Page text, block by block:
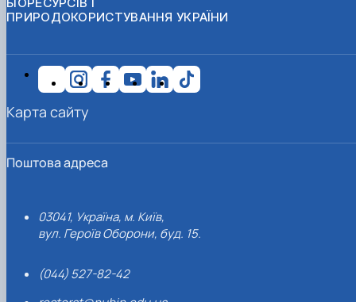
ПРИРОДОКОРИСТУВАННЯ УКРАЇНИ
Поштова адреса
03041, Україна, м. Київ,
вул. Героїв Оборони, буд. 15.
(044) 527-82-42
Карта сайту